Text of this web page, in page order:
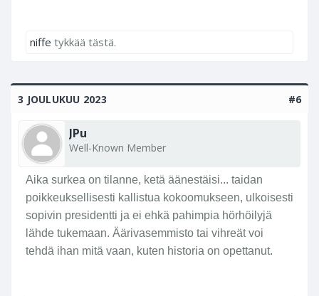
niffe tykkää tästä.
3 JOULUKUU 2023 #6
JPu
Well-Known Member
Aika surkea on tilanne, ketä äänestäisi... taidan
poikkeuksellisesti kallistua kokoomukseen, ulkoisesti
sopivin presidentti ja ei ehkä pahimpia hörhöilyjä
lähde tukemaan. Äärivasemmisto tai vihreät voi
tehdä ihan mitä vaan, kuten historia on opettanut.